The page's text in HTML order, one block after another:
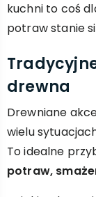
kuchni to coś
potraw stanie
drewna
Drewniane
wielu
To idealne
potraw,